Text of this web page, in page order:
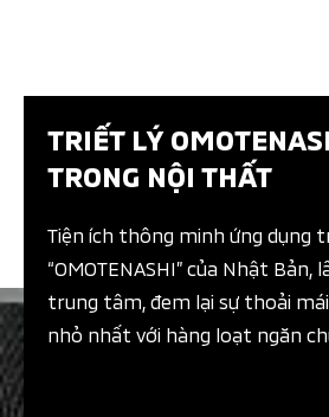
TRIẾT LÝ
TRONG NỘI THẤT​
Tiện ích thông minh ứng dụng
“OMOTENASHI” của Nhật Bản,
trung tâm, đem lại sự thoải
nhỏ nhất với hàng loạt ngăn